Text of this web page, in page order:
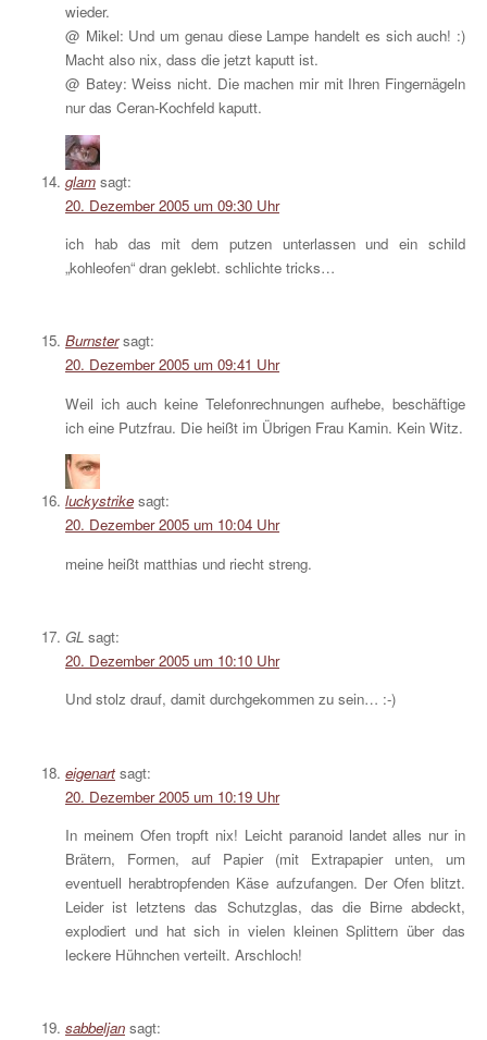
wieder.
@ Mikel: Und um genau diese Lampe handelt es sich auch! :)
Macht also nix, dass die jetzt kaputt ist.
@ Batey: Weiss nicht. Die machen mir mit Ihren Fingernägeln
nur das Ceran-Kochfeld kaputt.
glam sagt:
20. Dezember 2005 um 09:30 Uhr
ich hab das mit dem putzen unterlassen und ein schild
„kohleofen“ dran geklebt. schlichte tricks…
Burnster sagt:
20. Dezember 2005 um 09:41 Uhr
Weil ich auch keine Telefonrechnungen aufhebe, beschäftige
ich eine Putzfrau. Die heißt im Übrigen Frau Kamin. Kein Witz.
luckystrike sagt:
20. Dezember 2005 um 10:04 Uhr
meine heißt matthias und riecht streng.
GL sagt:
20. Dezember 2005 um 10:10 Uhr
Und stolz drauf, damit durchgekommen zu sein… :-)
eigenart sagt:
20. Dezember 2005 um 10:19 Uhr
In meinem Ofen tropft nix! Leicht paranoid landet alles nur in
Brätern, Formen, auf Papier (mit Extrapapier unten, um
eventuell herabtropfenden Käse aufzufangen. Der Ofen blitzt.
Leider ist letztens das Schutzglas, das die Birne abdeckt,
explodiert und hat sich in vielen kleinen Splittern über das
leckere Hühnchen verteilt. Arschloch!
sabbeljan sagt: